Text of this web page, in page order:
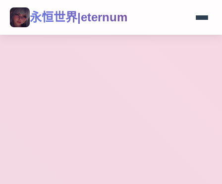
永恒世界|eternum